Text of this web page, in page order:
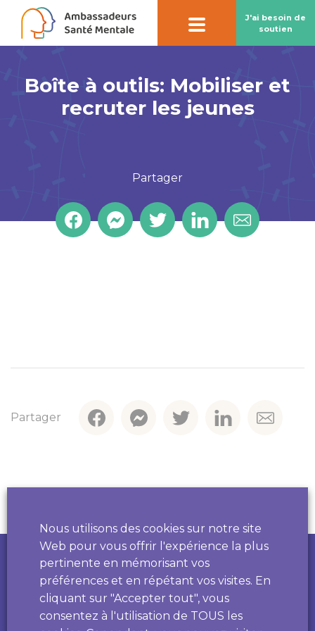
J'ai besoin de
soutien
Boîte à outils: Mobiliser et
recruter les jeunes
Partager
Partager
Contact parchatbot
Contact par téléphone
7 j/7 de 9h à 23h anonyme et gratuit.
Drogues info services
0 800 23 13 13
Informations et conseils sur des problèmes de
dépendances
Développé par
Nous utilisons des cookies sur notre site
Web pour vous offrir l'expérience la plus
pertinente en mémorisant vos
préférences et en répétant vos visites. En
cliquant sur "Accepter tout", vous
consentez à l'utilisation de TOUS les